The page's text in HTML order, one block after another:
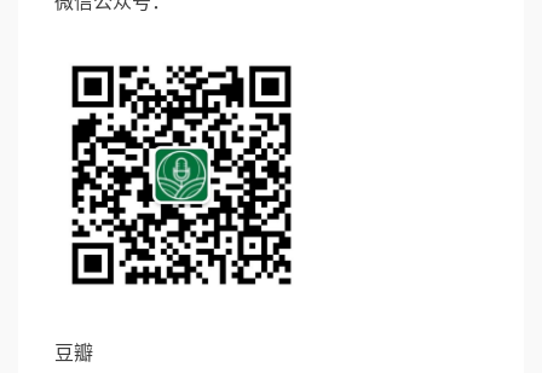
豆瓣